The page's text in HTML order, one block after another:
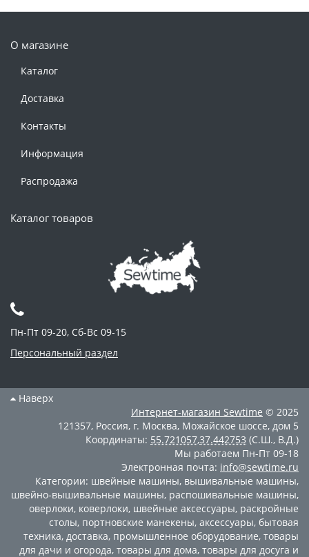
О магазине
Каталог
Доставка
Контакты
Информация
Распродажа
Каталог товаров
Пн-Пт 09-20, Сб-Вс 09-15
Персональный раздел
Наверх
Интернет-магазин Sewtime © 2025
121357, Россия, г. Москва, Можайское шоссе, дом 5
Координаты: 55.721057,37.442753 (С.Ш., В.Д.)
Мы работаем Пн-Пт 09-18
Электронная почта: info@sewtime.ru
Категории: швейные машины, вышивальные машины,
швейно-вышивальные машины, распошивальные машины,
оверлоки, коверлоки, швейные аксессуары, раскройные
столы, портновские манекены, аксессуары, бытовая
техника, доставка, промышленное оборудование, товары
для дачи и огорода, товары для дома, товары для досуга и